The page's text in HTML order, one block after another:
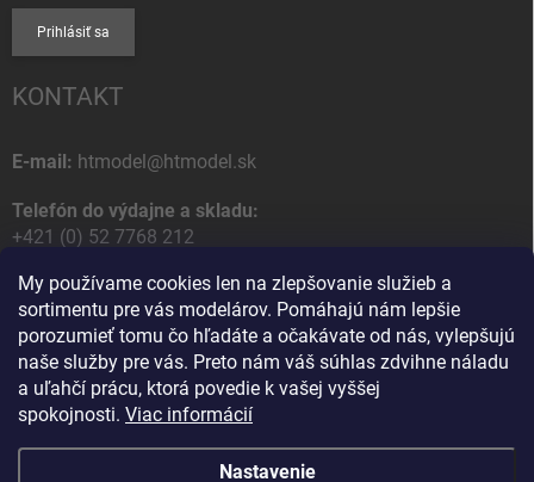
My používame cookies len na zlepšovanie služieb a
sortimentu pre vás modelárov. Pomáhajú nám lepšie
porozumieť tomu čo hľadáte a očakávate od nás, vylepšujú
naše služby pre vás. Preto nám váš súhlas zdvihne náladu
a uľahčí prácu, ktorá povedie k vašej vyššej
spokojnosti. Viac informácií
Nastavenie
Prihlásiť sa
KONTAKT
E-mail: htmodel@htmodel.sk
Telefón do výdajne a skladu:
+421 (0) 52 7768 212
Poštová / Odberná adresa:
HT model
Na letisko 49
058 01 Poprad
Slovenská Republika